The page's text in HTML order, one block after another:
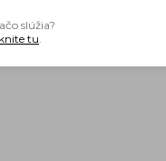
slúžia?
tu.